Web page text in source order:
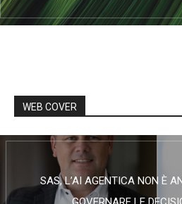
WEB COVER
SAS, L’AI AGENTICA NON È